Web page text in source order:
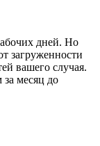
дней. Но
загруженности
вашего случая.
месяц до